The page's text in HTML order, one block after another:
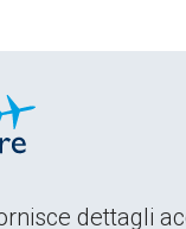
dettagli